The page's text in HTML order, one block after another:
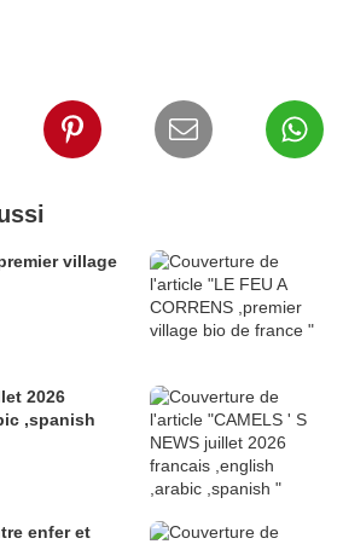
village
2026
,spanish
enfer et